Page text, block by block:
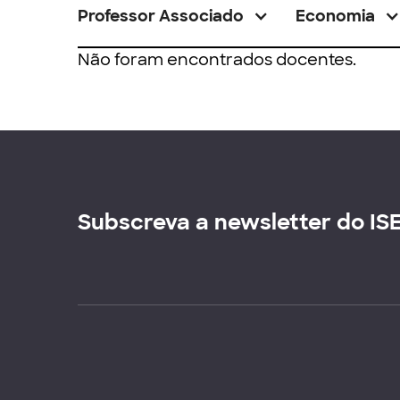
Professor Associado Economia
Não foram encontrados docentes.
Subscreva a newsletter do